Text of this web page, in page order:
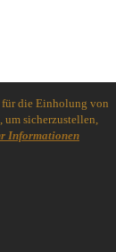
für die Einholung von
um sicherzustellen,
Informationen